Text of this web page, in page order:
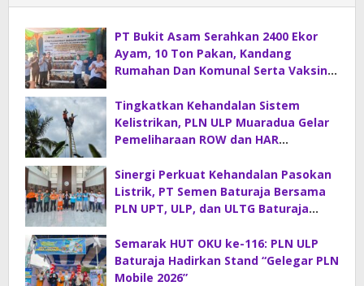
PT Bukit Asam Serahkan 2400 Ekor
Ayam, 10 Ton Pakan, Kandang
Rumahan Dan Komunal Serta Vaksin
Tingkatkan Kehandalan Sistem
Kelistrikan, PLN ULP Muaradua Gelar
Pemeliharaan ROW dan HAR
Sinergi Perkuat Kehandalan Pasokan
Listrik, PT Semen Baturaja Bersama
PLN UPT, ULP, dan ULTG Baturaja
Semarak HUT OKU ke-116: PLN ULP
Baturaja Hadirkan Stand “Gelegar PLN
Mobile 2026”